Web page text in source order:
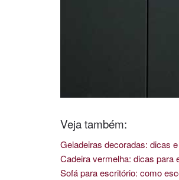
Veja também:
Geladeiras decoradas: dicas
Cadeira vermelha: dicas para
Sofá para escritório: como